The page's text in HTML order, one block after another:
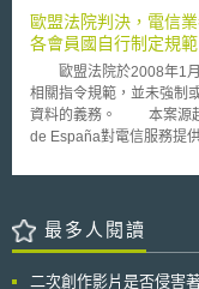
分，相對於中國大陸正大
資科技研發占GDP比率卻
（high-innovation）技術
大學院校的投資。因此白
億美元設立技術局（
入半導體及高級通訊技術
400億美元於全國實驗
投資350億美元於研發克
（HBCUs）、弱勢族群
差，投資200億美元於區
小企業信貸、創投及研發
修法調整。經濟部智慧財
「跨太平洋夥伴協定智慧
本文將針對本法修法內
我國企業後續在專利申請策略
說明及研析 本法修正重點主要有：擴大專利優惠期之適用並配套調整
先使用權的期間、導入因
18.38條的規定，修正本
現行的六個月修正為十二
現行本法第22條第3項(
歐盟法院判決，電信
各會員國自行制定規範
歐盟法院於2008年1月
相關指令規範，並未強制
資料的義務。 本案源起於西班牙著作權人團體Productores de Música
de España對電信服務提
使用者之身分，因該網路
據西班牙現行資訊社會及
料。根據西班牙法令，僅
最多人閱讀
二次創作影片是否侵害